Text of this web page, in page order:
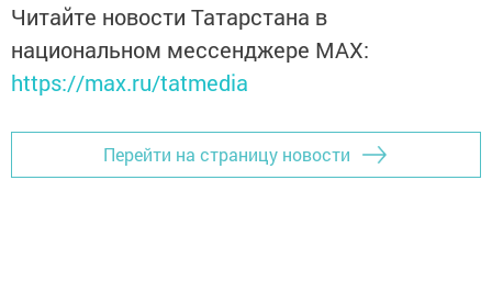
Читайте новости Татарстана в
национальном мессенджере MАХ:
https://max.ru/tatmedia
Перейти на страницу новости